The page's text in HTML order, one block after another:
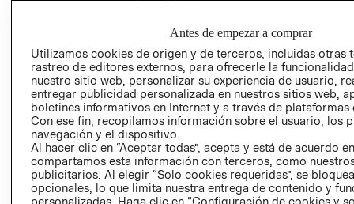
(ESPAÑOL)
PROGRAMA DE
Y ÉTICA (INGLÉS)
COMERCIO - SIC
PETICIONES
QUEJAS Y
RECLAMOS
Antes de empezar a comprar
Utilizamos cookies de origen y de terceros, incluidas otras
rastreo de editores externos, para ofrecerle la
nuestro sitio web, personalizar su experiencia de usuario,
entregar publicidad personalizada en nuestros sitios web,
boletines informativos en Internet y a través de plataformas
Con ese fin, recopilamos información sobre el usuario, los
navegación y el dispositivo.
Al hacer clic en “Aceptar todas”, acepta y está de acuerdo
compartamos esta información con terceros, como
publicitarios. Al elegir “Solo cookies requeridas”, se
opcionales, lo que limita nuestra entrega de contenido y